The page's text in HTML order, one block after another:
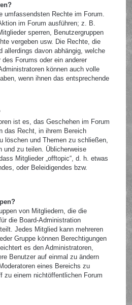
umfassendsten Rechte im Forum.
im Forum ausführen; z. B.
sperren, Benutzergruppen
vergeben usw. Die Rechte, die
allerdings davon abhängig, welche
des Forums oder ein anderer
können auch volle
wenn ihnen das entsprechende
ist es, das Geschehen im Forum
das Recht, in ihrem Bereich
löschen und Themen zu schließen,
und zu teilen. Üblicherweise
Mitglieder „offtopic“, d. h. etwas
oder Beleidigendes bzw.
von Mitgliedern, die die
die Board-Administration
Jedes Mitglied kann mehreren
Gruppe können Berechtigungen
es den Administratoren,
Benutzer auf einmal zu ändern
eines Bereichs zu
zu einem nichtöffentlichen Forum